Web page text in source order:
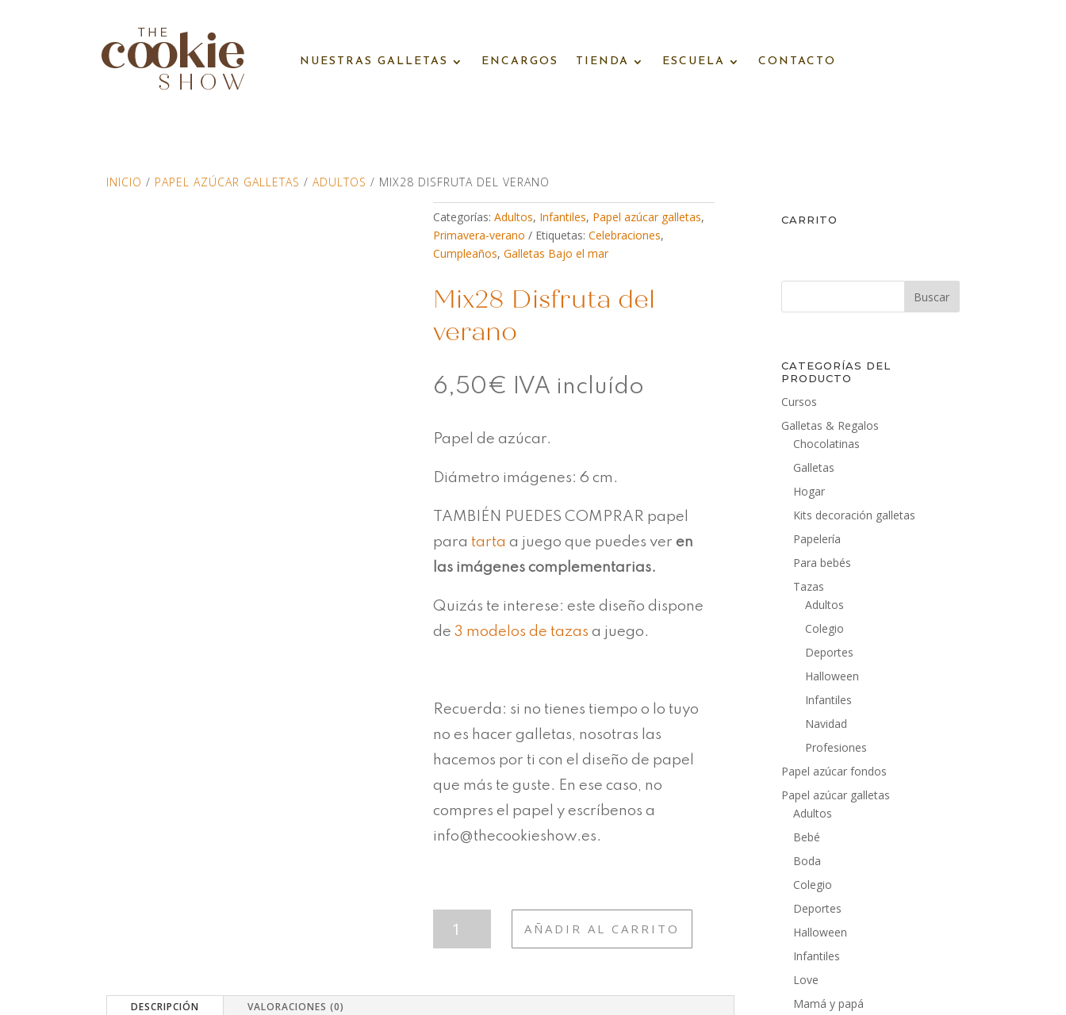
NUESTRAS GALLETAS ENCARGOS TIENDA ESCUELA CONTACTO
INICIO / PAPEL AZÚCAR GALLETAS /ADULTOS / MIX28 DISFRUTA DEL VERANO
Categorías:Adultos, Infantiles, Papel azúcar galletas,
Primavera-verano
Etiquetas:Celebraciones,
Cumpleaños,Galletas Bajo el mar
Mix28 Disfruta del
verano
6,50€ IVA incluído
Papel de azúcar.
Diámetro imágenes: 6 cm.
TAMBIÉN PUEDES COMPRAR papel
paratarta a juego que puedes veren
las imágenes complementarias.
Quizás te interese: este diseño dispone
de3 modelos de tazas a juego.
Recuerda: si no tienes tiempo o lo tuyo
no es hacer galletas, nosotras las
hacemos por ti con el diseño de papel
que más te guste. En ese caso, no
compres el papel y escríbenos a
info@thecookieshow.es.
DISFRUTA
AÑADIR AL CARRITO
DESCRIPCIÓN VALORACIONES (0)
CARRITO
CATEGORÍAS DEL
PRODUCTO
Cursos
Galletas & Regalos
Chocolatinas
Galletas
Hogar
Kits decoración galletas
Papelería
Para bebés
Tazas
Adultos
Colegio
Deportes
Halloween
Infantiles
Navidad
Profesiones
Papel azúcar fondos
Papel azúcar galletas
Adultos
Bebé
Boda
Colegio
Deportes
Halloween
Infantiles
Love
Mamá y papá